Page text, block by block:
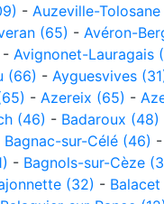
- Auzeville-Tolosane
(65) - Avéron-
- Avignonet-Lauragais
(66) - Ayguesvives
- Azereix (65) -
(46) - Badaroux (48)
Bagnac-sur-Célé (46) -
- Bagnols-sur-Cèze
(32) -